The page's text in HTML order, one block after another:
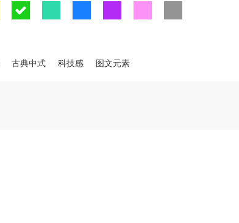
古典中式 科技感 图文元素